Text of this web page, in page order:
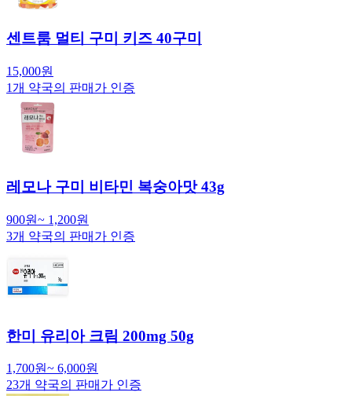
센트룸 멀티 구미 키즈 40구미
15,000원
1개 약국의 판매가 인증
레모나 구미 비타민 복숭아맛 43g
900원~ 1,200원
3개 약국의 판매가 인증
한미 유리아 크림 200mg 50g
1,700원~ 6,000원
23개 약국의 판매가 인증